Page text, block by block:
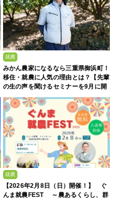
就農
みかん農家になるなら三重県御浜町！
移住・就農に人気の理由とは？【先輩
の生の声を聞けるセミナーを9月に開
就農
【2026年2月8日（日）開催！】 ぐ
んま就農FEST ～農あるくらし、群